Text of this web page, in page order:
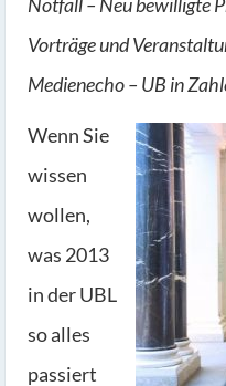
Vorträge und
Medienecho – UB in
Wenn Sie
wissen
wollen,
was 2013
in der UBL
so alles
passiert